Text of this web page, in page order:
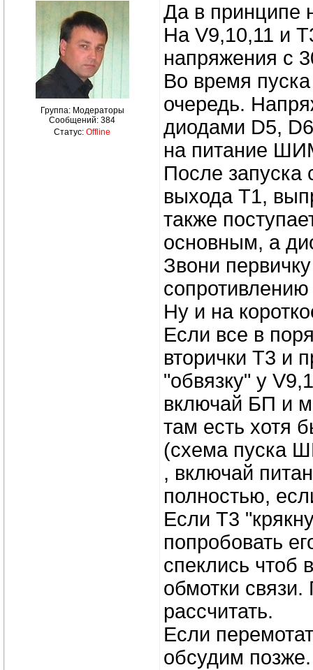
Группа: Модераторы
Сообщений: 384
Статус: Offline
Да в принципе
На V9,10,11 и
напряжения с
Во время
очередь.
диодами D5,
на питание
После запуска
выхода Т1,
также
основным, а
Звони
Ну и на
Если все в
вторички Т3 и
"обвязку" у
включай БП и
там есть хотя
(схема пуска
, включай
полностью,
Если Т3
попробовать
спеклись чтоб
обмотки
рассчитать.
Если
обсудим позже.